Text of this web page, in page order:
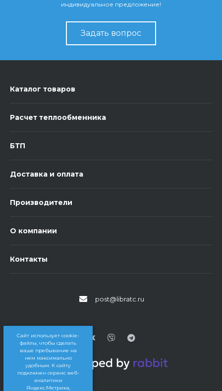
Сайт использует cookie-
файлы, чтобы сделать
ваше пребывание на
нем максимально
удобным. К cайту
подключен сервис веб-
аналитики
Яндекс.Метрика,
индивидуальное предложение!
Задать вопрос
Каталог товаров
Расчет теплообменника
БТП
Доставка и оплата
Производители
О компании
Контакты
post@libratc.ru